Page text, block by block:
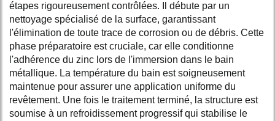
étapes rigoureusement contrôlées. Il débute par un
nettoyage spécialisé de la surface, garantissant
l'élimination de toute trace de corrosion ou de débris. Cette
phase préparatoire est cruciale, car elle conditionne
l'adhérence du zinc lors de l'immersion dans le bain
métallique. La température du bain est soigneusement
maintenue pour assurer une application uniforme du
revêtement. Une fois le traitement terminé, la structure est
soumise à un refroidissement progressif qui stabilise le